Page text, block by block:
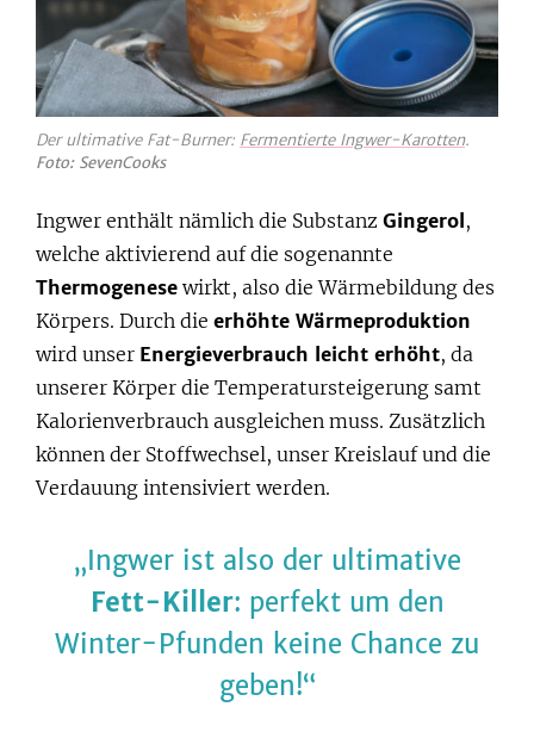
Der ultimative Fat-Burner: Fermentierte Ingwer-Karotten.
Foto: SevenCooks
Ingwer enthält nämlich die Substanz Gingerol,
welche aktivierend auf die sogenannte
Thermogenese wirkt, also die Wärmebildung des
Körpers. Durch die erhöhte Wärmeproduktion
wird unser Energieverbrauch leicht erhöht, da
unserer Körper die Temperatursteigerung samt
Kalorienverbrauch ausgleichen muss. Zusätzlich
können der Stoffwechsel, unser Kreislauf und die
Verdauung intensiviert werden.
Ingwer ist also der ultimative
Fett-Killer: perfekt um den
Winter-Pfunden keine Chance zu
geben!